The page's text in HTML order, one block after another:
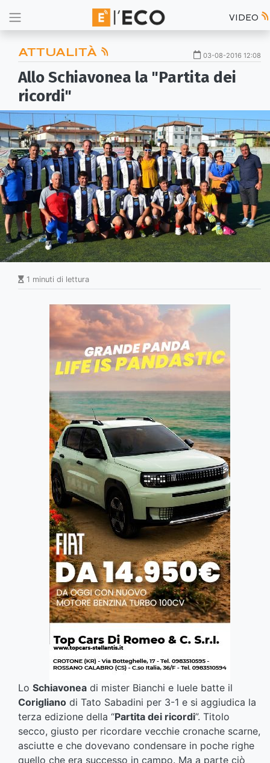
VIDEO
ATTUALITÀ 03-08-2016 12:08
Allo Schiavonea la "Partita dei
ricordi"
1 minuti di lettura
Lo Schiavonea di mister Bianchi e Iuele batte il
Corigliano di Tato Sabadini per 3-1 e si aggiudica la
terza edizione della “Partita dei ricordi”. Titolo
secco, giusto per ricordare vecchie cronache scarne,
asciutte e che dovevano condensare in poche righe
quello che era successo in campo. Ma a parte ciò